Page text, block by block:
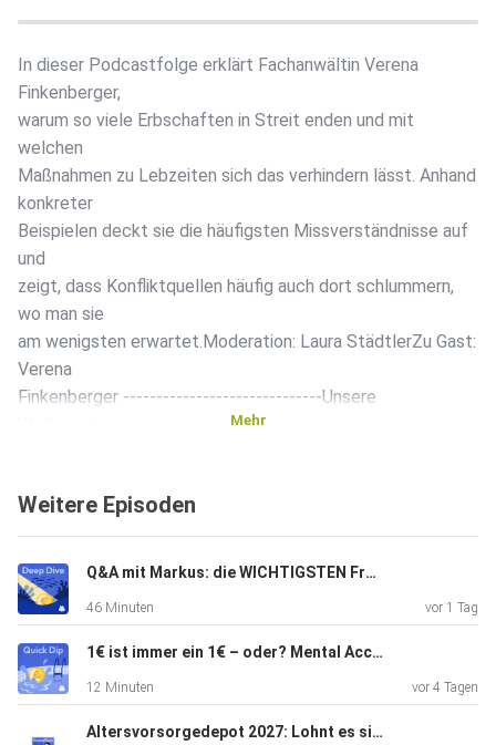
In dieser Podcastfolge erklärt Fachanwältin Verena
Finkenberger,
warum so viele Erbschaften in Streit enden und mit
welchen
Maßnahmen zu Lebzeiten sich das verhindern lässt. Anhand
konkreter
Beispielen deckt sie die häufigsten Missverständnisse auf
und
zeigt, dass Konfliktquellen häufig auch dort schlummern,
wo man sie
am wenigsten erwartet.Moderation: Laura StädtlerZu Gast:
Verena
Finkenberger ------------------------------Unsere
Depot
https://link.finanzfluss.de/pc/smartbroker-01-26 *️ Beginne
deine
Krypto-Reise jetzt mit Kraken und handle über 550
Krypotwährungen:
https://link.finanzfluss.de/pc/kraken-01-26 *️ Vom
Anbietervergleich bis hin zum Wechsel – Wechselpilot
Mehr
Weitere Episoden
Q&A mit Markus: die WICHTIGSTEN Fragen zum Altersvorsorgedepot (#729)
46 Minuten vor 1 Tag
1€ ist immer ein 1€ – oder? Mental Accounting im Alltag (#728)
12 Minuten vor 4 Tagen
Altersvorsorgedepot 2027: Lohnt es sich für DICH? (inkl. Rechner)